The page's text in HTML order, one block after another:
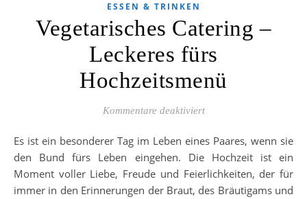
ESSEN & TRINKEN
Vegetarisches Catering –
Leckeres fürs
Hochzeitsmenü
Kommentare deaktiviertfür Vegetarisches
Es ist ein besonderer Tag im Leben eines Paares, wenn sie
den Bund fürs Leben eingehen. Die Hochzeit ist ein
Moment voller Liebe, Freude und Feierlichkeiten, der für
immer in den Erinnerungen der Braut, des Bräutigams und